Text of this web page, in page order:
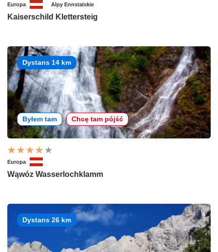
Europa Alpy Ennstalskie
Kaiserschild Klettersteig
Dystans 14 km
Byłem tam Chcę tam pójść
Europa
Wąwóz Wasserlochklamm
Dystans 26 km